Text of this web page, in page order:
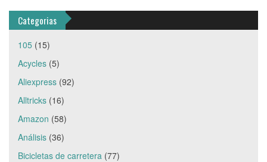
Categorias
105 (15)
Acycles (5)
Aliexpress (92)
Alltricks (16)
Amazon (58)
Análisis (36)
Bicicletas de carretera (77)